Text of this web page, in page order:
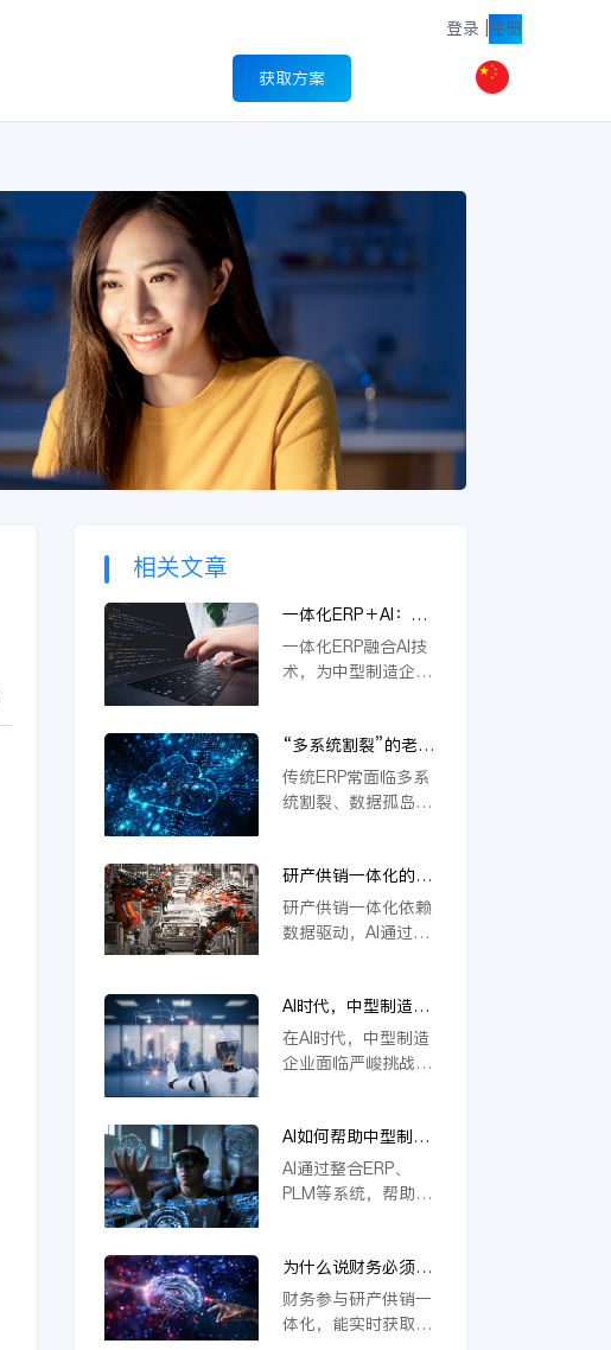
登录 注册
获取方案
相关文章
一体化ERP＋AI：中
型制造企业突破内卷
的新路径
一体化ERP融合AI技
术，为中型制造企业
产流程、精准预测需
求与自动化决策，企
业能显著降本增效，
建差异化优势，实现
可持续增长。
“多系统割裂”的老问
题，AI驱动的一体化
ERP 如何彻底解决？
传统ERP常面临多系
统割裂、数据孤岛等
体化平台，深度融合
PLM、供应链等模
块，实现数据实时同
料编码、提升变更效
率，还支持行业定制
与模块化应用，从根
本上解决系统分散问
营与智能决策。
研产供销一体化的核
心在于数据，AI如何
重建数据底座？
研产供销一体化依赖
数据驱动，AI通过重
垒，实现物料编码优
化、模块化设计及变
更效率提升，从而支
字化转型。
AI时代，中型制造企
业不做一体化将失去
未来竞争力
在AI时代，中型制造
企业面临严峻挑战。
一体化协同，将难以
应对定制化需求与物
料管理复杂度，导致
应速度、优化资源配
置的关键，缺乏这一
核心能力的企业将在
未来竞争中失去优
AI如何帮助中型制造
企业做到“业财一
体”？
AI通过整合ERP、
PLM等系统，帮助中
自动处理订单、物料
与成本信息，提升生
产与财务协同效率，
为什么说财务必须参
与研产供销一体化？
财务参与研产供销一
体化，能实时获取各